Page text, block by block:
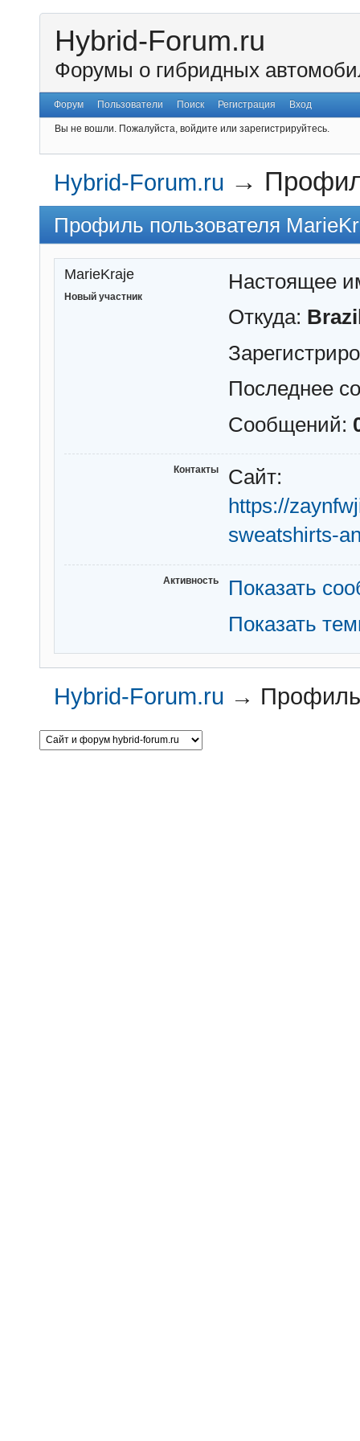
Hybrid-Forum.ru
Форумы о гибридных
Форум Пользователи Поиск Регистрация Вход
Вы не вошли. Пожалуйста, войдите или зарегистрируйтесь.
Hybrid-Forum.ru →
Профиль пользователя
MarieKraje
Новый участник
Настоящее
Откуда:
Последнее
Сообщений:
Контакты
Сайт:
https://
sweatshirts-
Активность
Показать
Показать
Hybrid-Forum.ru → Профиль